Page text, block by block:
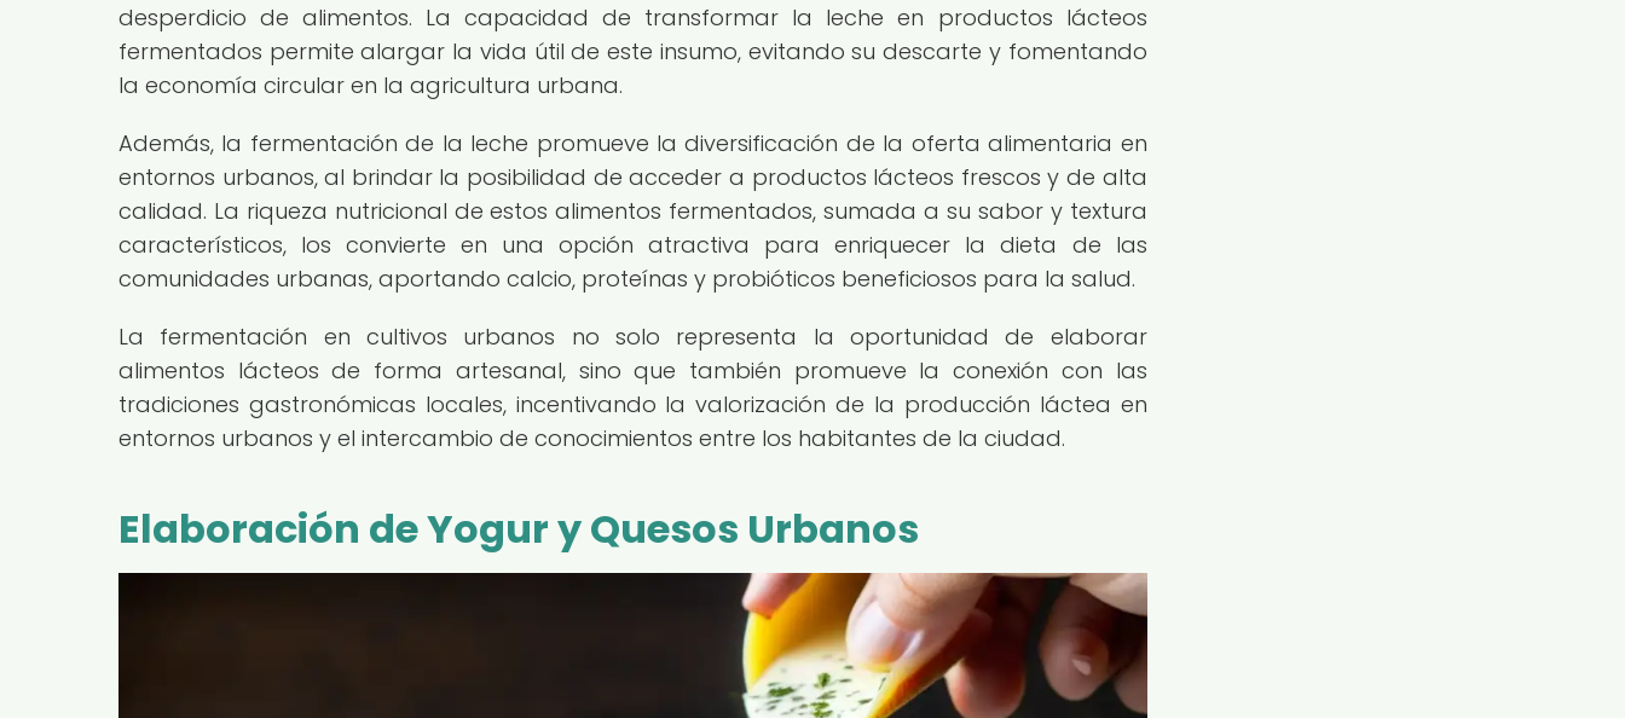
desperdicio de alimentos. La capacidad de transformar la leche en productos lácteos
fermentados permite alargar la vida útil de este insumo, evitando su descarte y fomentando
la economía circular en la agricultura urbana.
Además, la fermentación de la leche promueve la diversificación de la oferta alimentaria en
entornos urbanos, al brindar la posibilidad de acceder a productos lácteos frescos y de alta
calidad. La riqueza nutricional de estos alimentos fermentados, sumada a su sabor y textura
característicos, los convierte en una opción atractiva para enriquecer la dieta de las
comunidades urbanas, aportando calcio, proteínas y probióticos beneficiosos para la salud.
La fermentación en cultivos urbanos no solo representa la oportunidad de elaborar
alimentos lácteos de forma artesanal, sino que también promueve la conexión con las
tradiciones gastronómicas locales, incentivando la valorización de la producción láctea en
entornos urbanos y el intercambio de conocimientos entre los habitantes de la ciudad.
Elaboración de Yogur y Quesos Urbanos